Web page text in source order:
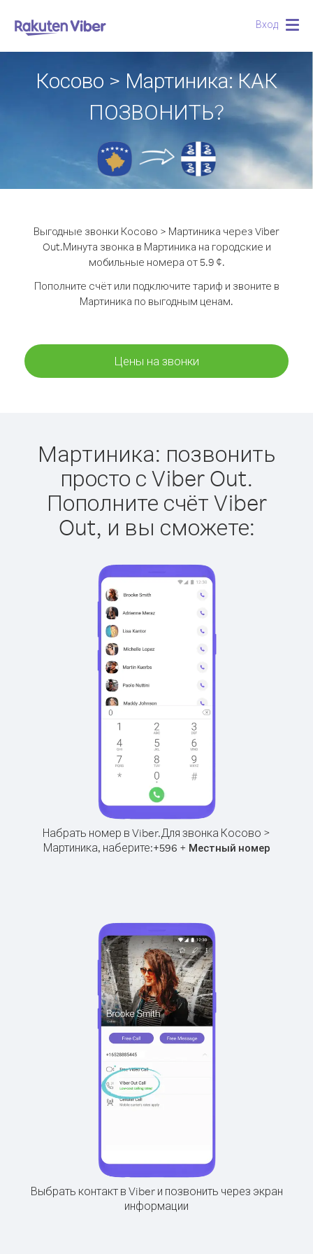
Вход
Косово > Мартиника: КАК
ПОЗВОНИТЬ?
Выгодные звонки Косово > Мартиника через Viber
Out.Минута звонка в Мартиника на городские и
мобильные номера от 5.9 ¢.
Пополните счёт или подключите тариф и звоните в
Мартиника по выгодным ценам.
Цены на звонки
Мартиника: позвонить
просто с Viber Out.
Пополните счёт Viber
Out, и вы сможете:
Набрать номер в Viber.Для звонка Косово >
Мартиника, наберите:+596 + Местный номер
Выбрать контакт в Viber и позвонить через экран
информации